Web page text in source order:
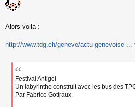
e
s
a
e
n
n
Alors voila :
http://www.tdg.ch/geneve/actu-genevoise ...
Festival Antigel
Un labyrinthe construit avec les bus des
Par Fabrice Gottraux.